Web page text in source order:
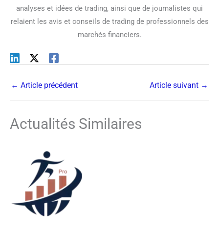
analyses et idées de trading, ainsi que de journalistes qui
relaient les avis et conseils de trading de professionnels des
marchés financiers.
← Article précédent Article suivant →
Actualités Similaires